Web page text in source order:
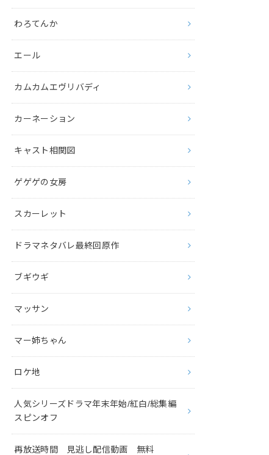
わろてんか
エール
カムカムエヴリバディ
カーネーション
キャスト相関図
ゲゲゲの女房
スカーレット
ドラマネタバレ最終回原作
ブギウギ
マッサン
マー姉ちゃん
ロケ地
人気シリーズドラマ年末年始/紅白/総集編
スピンオフ
再放送時間 見逃し配信動画 無料